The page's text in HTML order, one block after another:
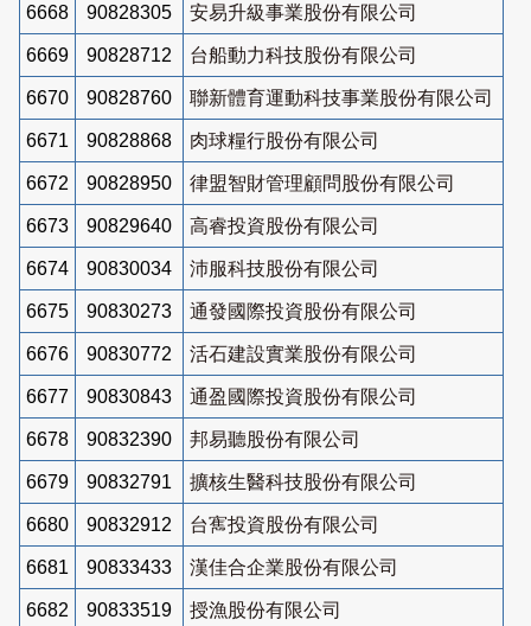
6668 90828305 安易升級事業股份有限公司
6669 90828712 台船動力科技股份有限公司
6670 90828760 聯新體育運動科技事業股份有限公司
6671 90828868 肉球糧行股份有限公司
6672 90828950 律盟智財管理顧問股份有限公司
6673 90829640 高睿投資股份有限公司
6674 90830034 沛服科技股份有限公司
6675 90830273 通發國際投資股份有限公司
6676 90830772 活石建設實業股份有限公司
6677 90830843 通盈國際投資股份有限公司
6678 90832390 邦易聽股份有限公司
6679 90832791 擴核生醫科技股份有限公司
6680 90832912 台寯投資股份有限公司
6681 90833433 漢佳合企業股份有限公司
6682 90833519 授漁股份有限公司